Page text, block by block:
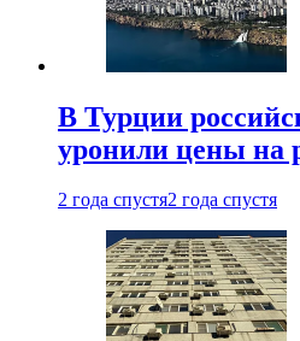
В Турции
уронили цены на
2 года спустя2 года спустя